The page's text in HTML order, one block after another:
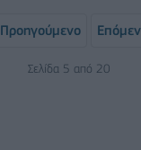
Προηγούμενο
Σελίδα 5 από 20